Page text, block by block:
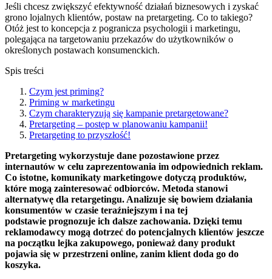
Jeśli chcesz zwiększyć efektywność działań biznesowych i zyskać
grono lojalnych klientów, postaw na pretargeting. Co to takiego?
Otóż jest to koncepcja z pogranicza psychologii i marketingu,
polegająca na targetowaniu przekazów do użytkowników o
określonych postawach konsumenckich.
Spis treści
Czym jest priming?
Priming w marketingu
Czym charakteryzują się kampanie pretargetowane?
Pretargeting – postęp w planowaniu kampanii!
Pretargeting to przyszłość!
Pretargeting wykorzystuje dane pozostawione przez
internautów w celu zaprezentowania im odpowiednich reklam.
Co istotne, komunikaty marketingowe dotyczą produktów,
które mogą zainteresować odbiorców. Metoda stanowi
alternatywę dla retargetingu. Analizuje się bowiem działania
konsumentów w czasie teraźniejszym i na tej
podstawie prognozuje ich dalsze zachowania. Dzięki temu
reklamodawcy mogą dotrzeć do potencjalnych klientów jeszcze
na początku lejka zakupowego, ponieważ dany produkt
pojawia się w przestrzeni online, zanim klient doda go do
koszyka.